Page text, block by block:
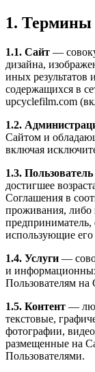
1. Термины
1.1. Сайт —
дизайна,
иных результатов
содержащихся в
upcyclefilm.com
1.2.
Сайтом и
включая
1.3. Пользователь
достигшее
Соглашения в
проживания, либо
использующие
1.4. Услуги —
и
Пользователям на
1.5. Контент —
текстовые,
фотографии,
размещенные на
Пользователями.